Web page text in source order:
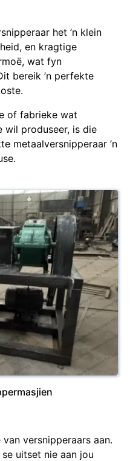
het ’n klein
en kragtige
wat fyn
bereik ’n perfekte
of fabrieke wat
wil produseer, is die
metaalversnipperaar ’n
versnipperaars aan.
uitset nie aan jou